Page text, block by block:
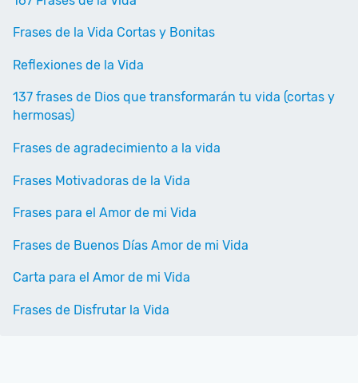
Frases de la Vida Cortas y Bonitas
Reflexiones de la Vida
137 frases de Dios que transformarán tu vida (cortas y
hermosas)
Frases de agradecimiento a la vida
Frases Motivadoras de la Vida
Frases para el Amor de mi Vida
Frases de Buenos Días Amor de mi Vida
Carta para el Amor de mi Vida
Frases de Disfrutar la Vida